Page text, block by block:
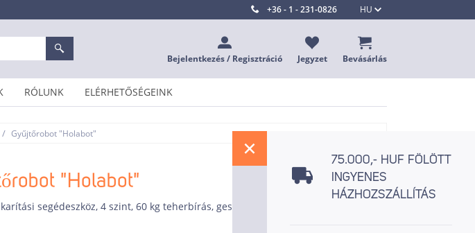
HU
+36 - 1 - 231-0826
Bejelentkezés / Regisztráció Jegyzet Bevásárlás
RÓLUNK ELÉRHETŐSÉGEINK
/ Gyűjtőrobot "Holabot"
"Holabot"
segédeszköz, 4 szint, 60 kg teherbírás, gesztusfelismerés, hang lokalizáció,
75.000,- HUF FÖLÖTT
INGYENES
HÁZHOZSZÁLLÍTÁS